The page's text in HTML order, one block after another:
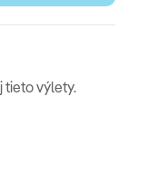
tieto výlety.